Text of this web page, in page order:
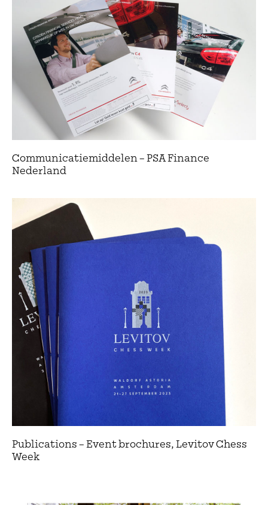
Communicatiemiddelen – PSA Finance
Nederland
Publications – Event brochures, Levitov Chess
Week